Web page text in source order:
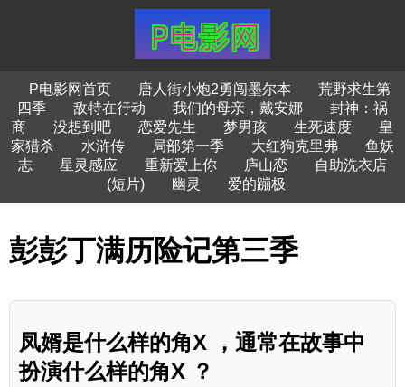
P电影网首页 唐人街小炮2勇闯墨尔本
荒野求生第
四季
敌特在行动 我们的母亲，戴安娜
封神：祸
商
没想到吧 恋爱先生 梦男孩 生死速度
皇
家猎杀
水浒传 局部第一季 大红狗克里弗
鱼妖
志
星灵感应 重新爱上你 庐山恋
自助洗衣店
(短片)
幽灵 爱的蹦极
彭彭丁满历险记第三季
凤婿是什么样的角X ，通常在故事中
扮演什么样的角X ？